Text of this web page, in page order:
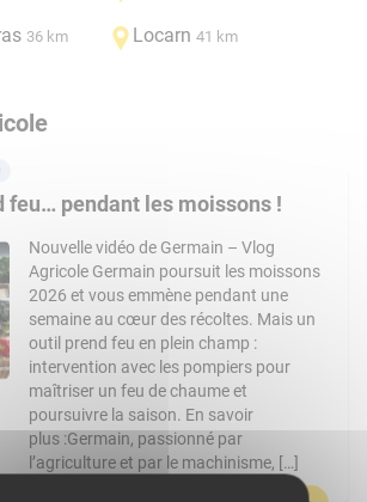
36 km Locarn 41 km
feu… pendant les moissons !
Nouvelle vidéo de Germain – Vlog
Agricole Germain poursuit les moissons
2026 et vous emmène pendant une
semaine au cœur des récoltes. Mais un
outil prend feu en plein champ :
intervention avec les pompiers pour
maîtriser un feu de chaume et
poursuivre la saison. En savoir
plus :Germain, passionné par
l’agriculture et par le machinisme, […]